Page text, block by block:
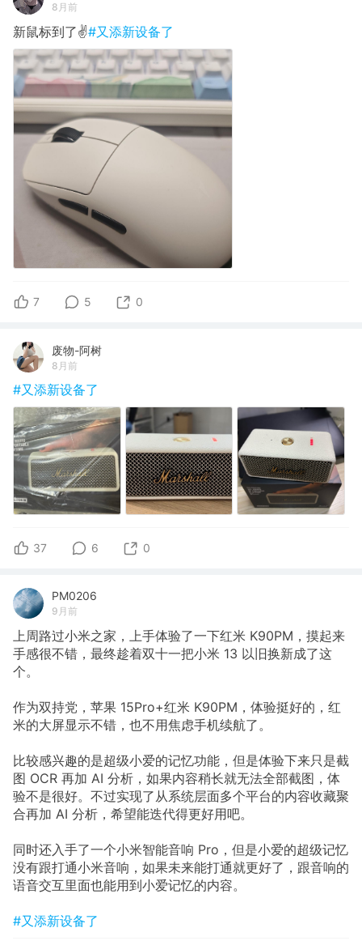
8月前
新鼠标到了✌️#又添新设备了
7 5 0
废物-阿树
8月前
#又添新设备了
37 6 0
PM0206
9月前
上周路过小米之家，上手体验了一下红米 K90PM，摸起来
手感很不错，最终趁着双十一把小米 13 以旧换新成了这
个。
作为双持党，苹果 15Pro+红米 K90PM，体验挺好的，红
米的大屏显示不错，也不用焦虑手机续航了。
比较感兴趣的是超级小爱的记忆功能，但是体验下来只是截
图 OCR 再加 AI 分析，如果内容稍长就无法全部截图，体
验不是很好。不过实现了从系统层面多个平台的内容收藏聚
合再加 AI 分析，希望能迭代得更好用吧。
同时还入手了一个小米智能音响 Pro，但是小爱的超级记忆
没有跟打通小米音响，如果未来能打通就更好了，跟音响的
语音交互里面也能用到小爱记忆的内容。
#又添新设备了